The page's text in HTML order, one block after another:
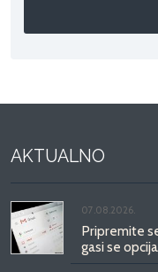
AKTUALNO
07.08.2026.
Pripremite
gasi se